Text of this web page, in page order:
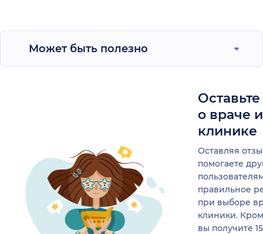
Может быть полезно
о враче
клинике
Оставляя
помогаете
правильное
при выборе
клиники.
вы получите